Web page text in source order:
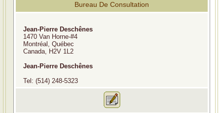
Bureau De Consultation
Jean-Pierre Deschênes
1470 Van Horne-#4
Montréal, Québec
Canada, H2V 1L2
Jean-Pierre Deschênes
Tel: (514) 248-5323